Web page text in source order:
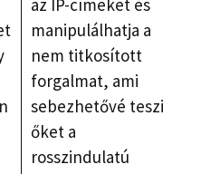
manipulálhatja a
nem titkosított
forgalmat, ami
sebezhetővé teszi
őket a
rosszindulatú